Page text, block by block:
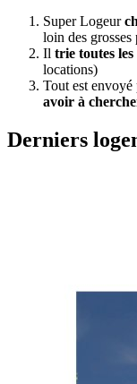
Super Logeur
loin des grosses
Il trie toutes les
locations)
Tout est
avoir à
Derniers